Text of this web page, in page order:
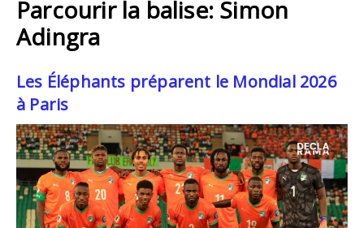
Parcourir la balise: Simon
Adingra
Les Éléphants préparent le Mondial 2026
à Paris